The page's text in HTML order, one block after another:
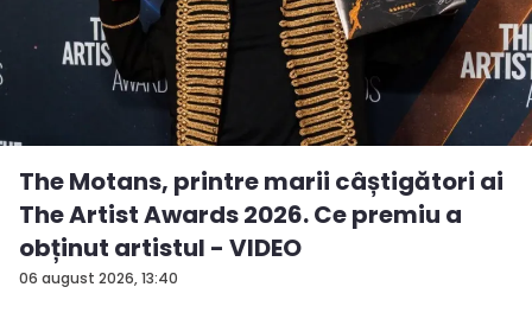
06 august 2026, 13:40
The Motans, printre marii câștigători ai
The Artist Awards 2026. Ce premiu a
obținut artistul - VIDEO